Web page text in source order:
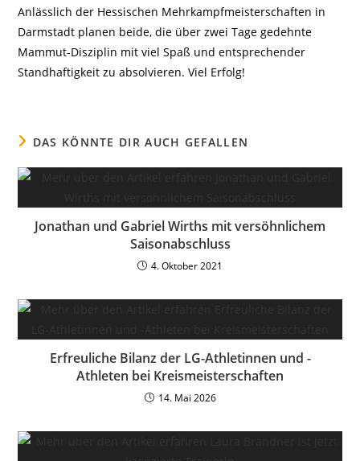
Anlässlich der Hessischen Mehrkampfmeisterschaften in
Darmstadt planen beide, die über zwei Tage gedehnte
Mammut-Disziplin mit viel Spaß und entsprechender
Standhaftigkeit zu absolvieren. Viel Erfolg!
DAS KÖNNTE DIR AUCH GEFALLEN
Jonathan und Gabriel Wirths mit versöhnlichem
Saisonabschluss
4. Oktober 2021
Erfreuliche Bilanz der LG-Athletinnen und -
Athleten bei Kreismeisterschaften
14. Mai 2026